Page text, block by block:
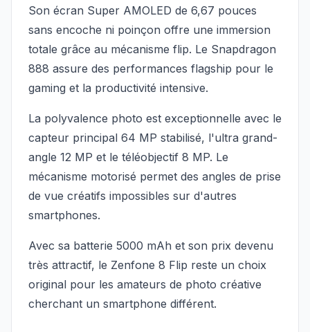
Son écran Super AMOLED de 6,67 pouces
sans encoche ni poinçon offre une immersion
totale grâce au mécanisme flip. Le Snapdragon
888 assure des performances flagship pour le
gaming et la productivité intensive.
La polyvalence photo est exceptionnelle avec le
capteur principal 64 MP stabilisé, l'ultra grand-
angle 12 MP et le téléobjectif 8 MP. Le
mécanisme motorisé permet des angles de prise
de vue créatifs impossibles sur d'autres
smartphones.
Avec sa batterie 5000 mAh et son prix devenu
très attractif, le Zenfone 8 Flip reste un choix
original pour les amateurs de photo créative
cherchant un smartphone différent.